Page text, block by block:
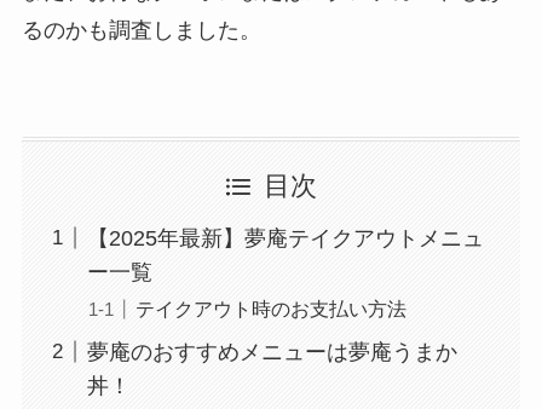
るのかも調査しました。
目次
【2025年最新】夢庵テイクアウトメニュ
ー一覧
テイクアウト時のお支払い方法
夢庵のおすすめメニューは夢庵うまか
丼！